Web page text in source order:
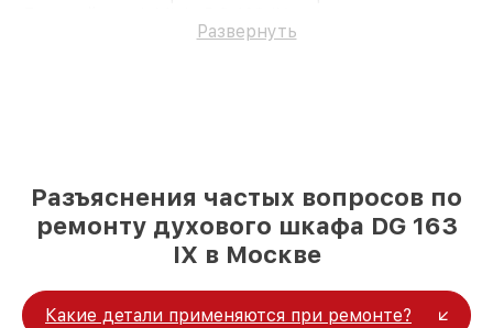
Развернуть
Разъяснения частых вопросов по
ремонту духового шкафа DG 163
IX в Москве
Какие детали применяются при ремонте?